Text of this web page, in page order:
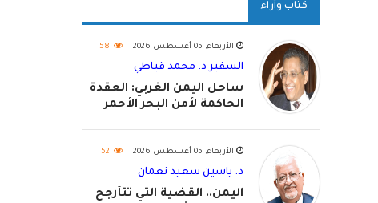
كتاب وآراء
الأربعاء, 05 أغسطس 2026 58
السفير د. محمد قباطي
ساحل اليمن الغربي: العقدة
الحاكمة لأمن البحر الأحمر
الأربعاء, 05 أغسطس 2026 52
د. ياسين سعيد نعمان
اليمن.. القضية التي تتأرجح